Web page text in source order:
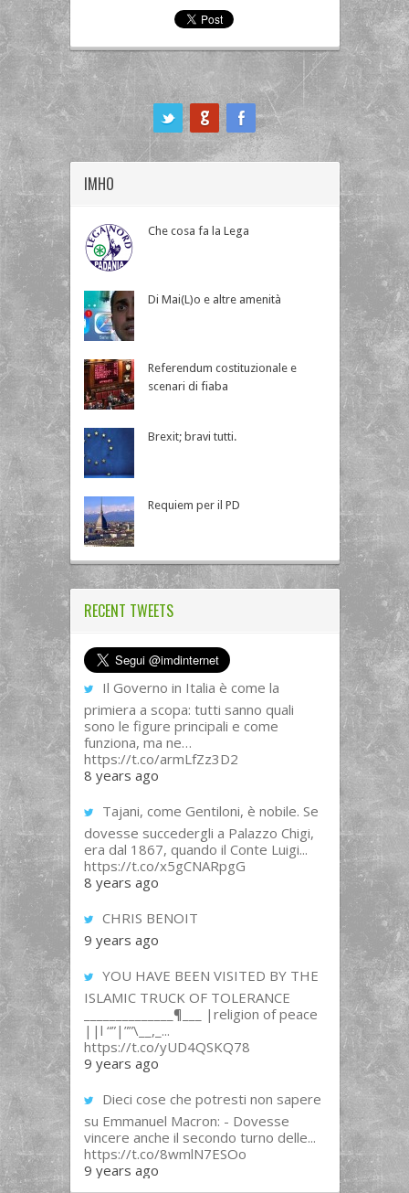
IMHO
Che cosa fa la Lega
Di Mai(L)o e altre amenità
Referendum costituzionale e
scenari di fiaba
Brexit; bravi tutti.
Requiem per il PD
RECENT TWEETS
Il Governo in Italia è come la
primiera a scopa: tutti sanno quali
sono le figure principali e come
funziona, ma ne…
https://t.co/armLfZz3D2
8 years ago
Tajani, come Gentiloni, è nobile. Se
dovesse succedergli a Palazzo Chigi,
era dal 1867, quando il Conte Luigi...
https://t.co/x5gCNARpgG
8 years ago
CHRIS BENOIT
9 years ago
YOU HAVE BEEN VISITED BY THE
ISLAMIC TRUCK OF TOLERANCE
______________¶___ |religion of peace
||l “”|””\__,_...
https://t.co/yUD4QSKQ78
9 years ago
Dieci cose che potresti non sapere
su Emmanuel Macron: - Dovesse
vincere anche il secondo turno delle...
https://t.co/8wmlN7ESOo
9 years ago